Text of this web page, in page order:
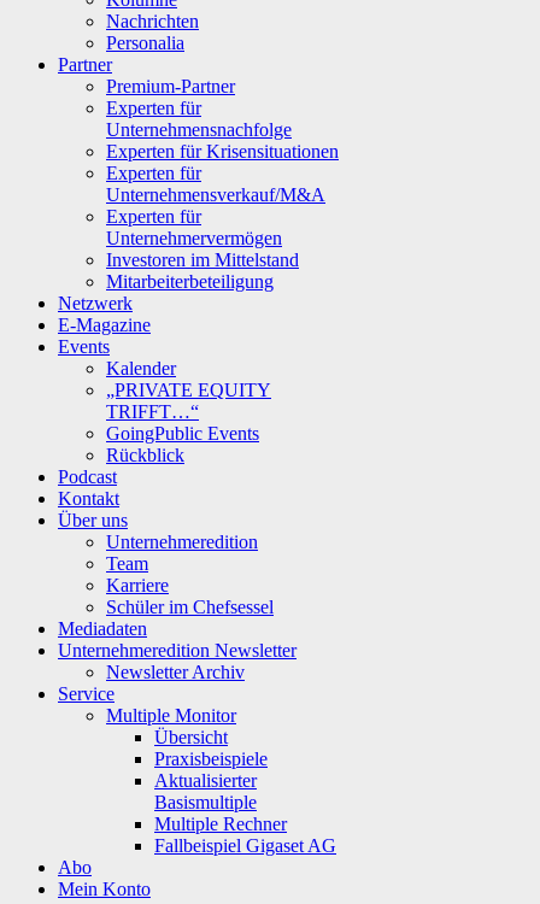
Nachrichten
Personalia
Partner
Premium-Partner
Experten für
Unternehmensnachfolge
Experten für Krisensituationen
Experten für
Unternehmensverkauf/M&A
Experten für
Unternehmervermögen
Investoren im Mittelstand
Mitarbeiterbeteiligung
Netzwerk
E-Magazine
Events
Kalender
„PRIVATE EQUITY
TRIFFT…“
GoingPublic Events
Rückblick
Podcast
Kontakt
Über uns
Unternehmeredition
Team
Karriere
Schüler im Chefsessel
Mediadaten
Unternehmeredition Newsletter
Newsletter Archiv
Service
Multiple Monitor
Übersicht
Praxisbeispiele
Aktualisierter
Basismultiple
Multiple Rechner
Fallbeispiel Gigaset AG
Abo
Mein Konto